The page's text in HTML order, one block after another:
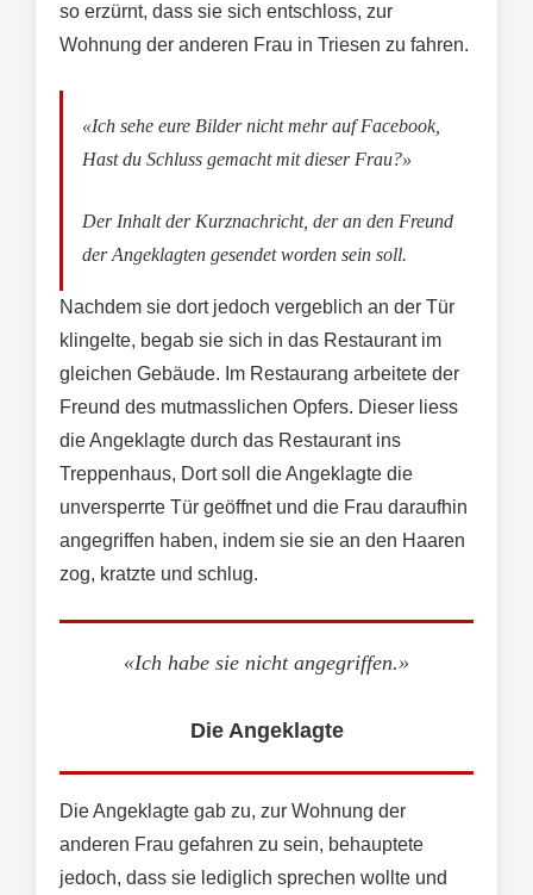
so erzürnt, dass sie sich entschloss, zur
Wohnung der anderen Frau in Triesen zu fahren.
«Ich sehe eure Bilder nicht mehr auf Facebook,
Hast du Schluss gemacht mit dieser Frau?»
Der Inhalt der Kurznachricht, der an den Freund
der Angeklagten gesendet worden sein soll.
Nachdem sie dort jedoch vergeblich an der Tür
klingelte, begab sie sich in das Restaurant im
gleichen Gebäude. Im Restaurang arbeitete der
Freund des mutmasslichen Opfers. Dieser liess
die Angeklagte durch das Restaurant ins
Treppenhaus, Dort soll die Angeklagte die
unversperrte Tür geöffnet und die Frau daraufhin
angegriffen haben, indem sie sie an den Haaren
zog, kratzte und schlug.
«Ich habe sie nicht angegriffen.»
Die Angeklagte
Die Angeklagte gab zu, zur Wohnung der
anderen Frau gefahren zu sein, behauptete
jedoch, dass sie lediglich sprechen wollte und